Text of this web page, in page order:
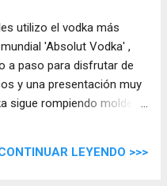
utilizo el vodka más
'Absolut Vodka' ,
a paso para disfrutar de
y una presentación muy
sigue rompiendo moldes
bebidas.
LEYENDO >>>